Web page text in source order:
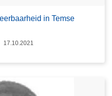
in Temse
17.10.2021